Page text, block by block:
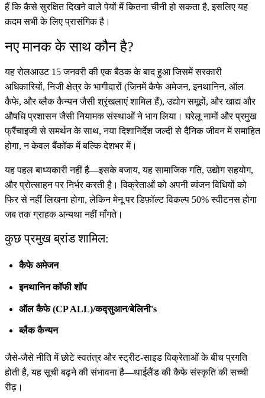
हैं कि कैसे सुरक्षित दिखने वाले पेयों में कितना चीनी हो सकता है, इसलिए यह
कदम सभी के लिए प्रासंगिक है।
नए मानक के साथ कौन है?
यह रोलआउट 15 जनवरी की एक बैठक के बाद हुआ जिसमें सरकारी
अधिकारियों, निजी क्षेत्र के भागीदारों (जिनमें कैफे अमेजन, इनथानिन, ऑल
कैफे, और ब्लैक कैन्यन जैसी श्रृंखलाएं शामिल हैं), उद्योग समूहों, और खाद्य और
औषधि प्रशासन जैसी नियामक संस्थाओं ने भाग लिया। घरेलू नामों और प्रमुख
फ्रैंचाइजी से समर्थन के साथ, नया दिशानिर्देश जल्दी से दैनिक जीवन में समाहित
होगा, न केवल बैंकॉक में बल्कि देशभर में।
यह पहल बाध्यकारी नहीं है—इसके बजाय, यह सामाजिक गति, उद्योग सहयोग,
और प्रोत्साहन पर निर्भर करती है। विक्रेताओं को अपनी व्यंजन विधियों को
फिर से नहीं लिखना होगा, लेकिन मेनू पर डिफ़ॉल्ट विकल्प 50% स्वीटनस होगा
जब तक ग्राहक अन्यथा नहीं माँगते।
कुछ प्रमुख ब्रांड शामिल:
कैफे अमेजन
इनथानिन कॉफी शॉप
ऑल कैफे (CP ALL)/कद्सुआन/बेलिनी's
ब्लैक कैन्यन
जैसे-जैसे नीति में छोटे स्वतंत्र और स्ट्रीट-साइड विक्रेताओं के बीच प्रगति
होती है, यह सूची बढ़ने की संभावना है—थाईलैंड की कैफे संस्कृति की सच्ची
रीढ़।